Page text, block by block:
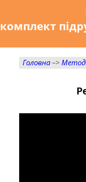
комплект
Головна–>